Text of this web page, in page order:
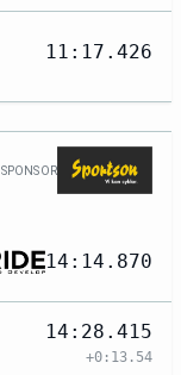
11:17.426
SPONSOR
14:14.870
14:28.415
+0:13.54